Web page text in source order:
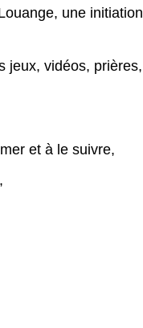
une initiation
jeux, vidéos, prières,
et à le suivre,